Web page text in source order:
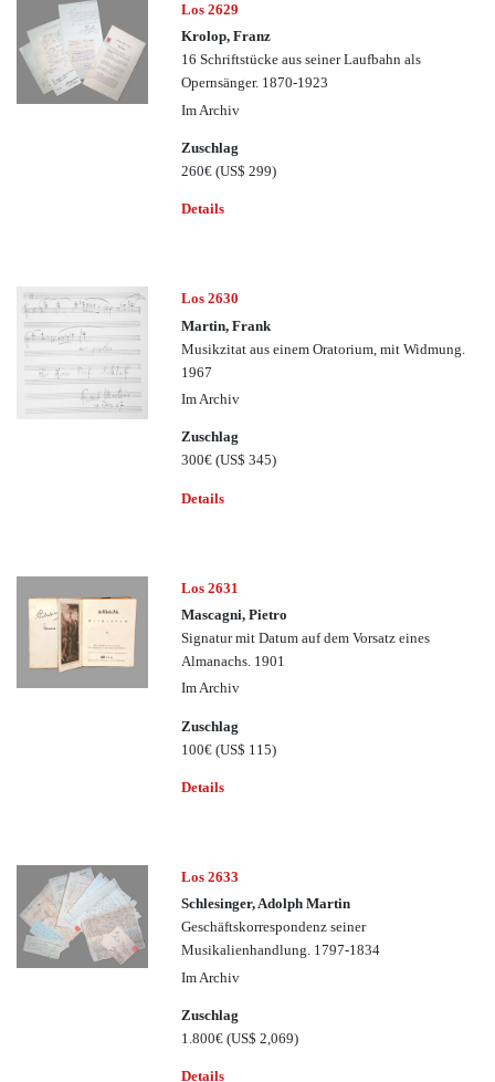
Los 2629
Krolop, Franz
16 Schriftstücke aus seiner Laufbahn als
Opernsänger. 1870-1923
Im Archiv
Zuschlag
260€(US$ 299)
Details
Los 2630
Martin, Frank
Musikzitat aus einem Oratorium, mit Widmung.
1967
Im Archiv
Zuschlag
300€(US$ 345)
Details
Los 2631
Mascagni, Pietro
Signatur mit Datum auf dem Vorsatz eines
Almanachs. 1901
Im Archiv
Zuschlag
100€(US$ 115)
Details
Los 2633
Schlesinger, Adolph Martin
Geschäftskorrespondenz seiner
Musikalienhandlung. 1797-1834
Im Archiv
Zuschlag
1.800€(US$ 2,069)
Details